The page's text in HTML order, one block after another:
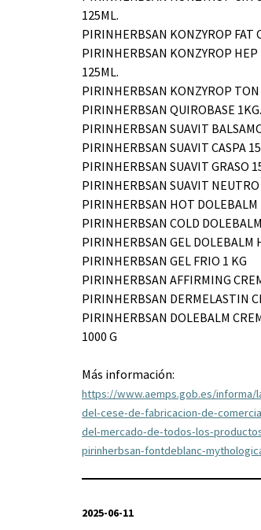
125ML.
PIRINHERBSAN KONZYROP FAT
PIRINHERBSAN KONZYROP HEP
125ML.
PIRINHERBSAN KONZYROP
PIRINHERBSAN QUIROBASE 1KG.
PIRINHERBSAN SUAVIT
PIRINHERBSAN SUAVIT CASPA
PIRINHERBSAN SUAVIT GRASO
PIRINHERBSAN SUAVIT
PIRINHERBSAN HOT DOLEBALM
PIRINHERBSAN COLD
PIRINHERBSAN GEL DOLEBALM
PIRINHERBSAN GEL FRIO 1 KG
PIRINHERBSAN AFFIRMING
PIRINHERBSAN DERMELASTIN
PIRINHERBSAN DOLEBALM
1000 G
Más información:
https://www.aemps.gob.es/informa/
del-cese-de-fabricacion-de-
del-mercado-de-todos-los-
pirinherbsan-fontdeblanc-
2025-06-11